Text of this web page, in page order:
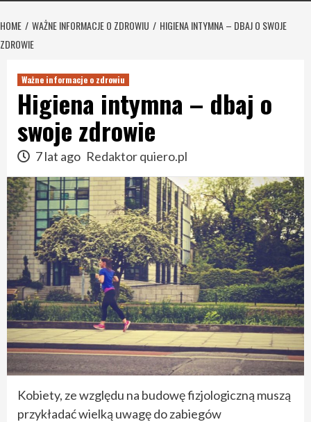
HOME WAŻNE INFORMACJE O ZDROWIU
HIGIENA INTYMNA – DBAJ O SWOJE
ZDROWIE
Ważne informacje o zdrowiu
Higiena intymna – dbaj o
swoje zdrowie
7 lat ago Redaktor quiero.pl
Kobiety, ze względu na budowę fizjologiczną muszą
przykładać wielką uwagę do zabiegów